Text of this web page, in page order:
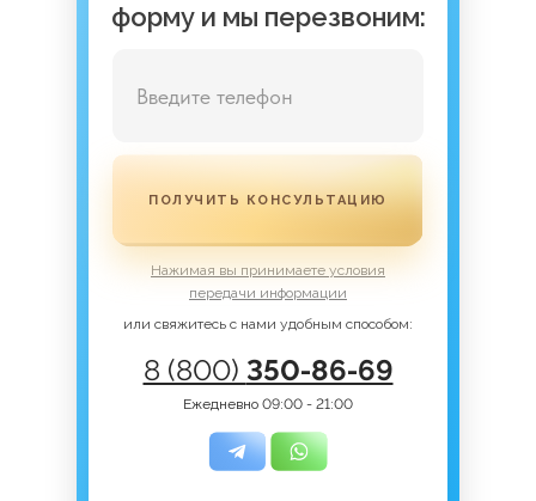
8 (800) 350-86-69
Ежедневно 09:00 - 21:00
или свяжитесь с нами удобным способом:
форму и мы перезвоним:
Нажимая вы принимаете условия
передачи информации
ПОЛУЧИТЬ КОНСУЛЬТАЦИЮ